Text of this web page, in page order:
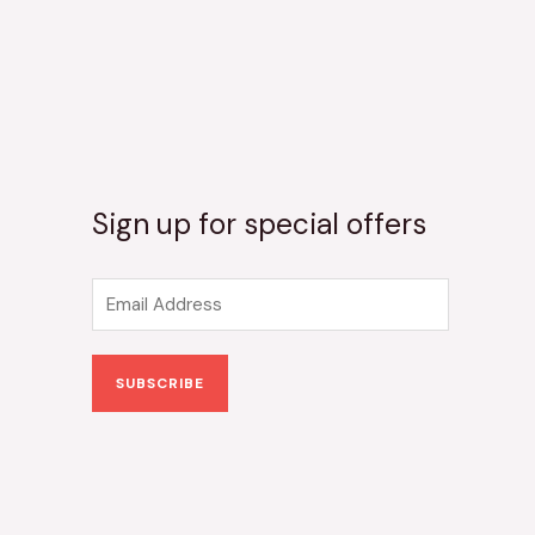
Sign up for special offers
m
a
SUBSCRIBE